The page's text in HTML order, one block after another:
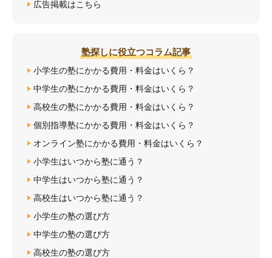
広告掲載はこちら
塾探しに役立つコラム記事
小学生の塾にかかる費用・料金はいくら？
中学生の塾にかかる費用・料金はいくら？
高校生の塾にかかる費用・料金はいくら？
個別指導塾にかかる費用・料金はいくら？
オンライン塾にかかる費用・料金はいくら？
小学生はいつから塾に通う？
中学生はいつから塾に通う？
高校生はいつから塾に通う？
小学生の塾の選び方
中学生の塾の選び方
高校生の塾の選び方